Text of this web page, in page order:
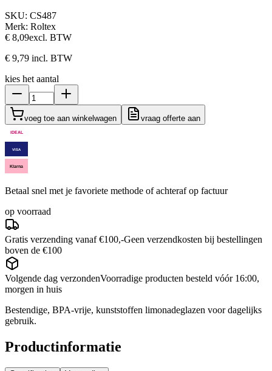
SKU: CS487
Merk: Roltex
€ 8,09excl. BTW
€ 9,79 incl. BTW
kies het aantal
voeg toe aan winkelwagen vraag offerte aan
iDEAL
VISA
Klarna
Betaal snel met je favoriete methode of achteraf op factuur
op voorraad
Gratis verzending vanaf €100,-Geen verzendkosten bij bestellingen
boven de €100
Volgende dag verzondenVoorradige producten besteld vóór 16:00,
morgen in huis
Bestendige, BPA-vrije, kunststoffen limonadeglazen voor dagelijks
gebruik.
Productinformatie